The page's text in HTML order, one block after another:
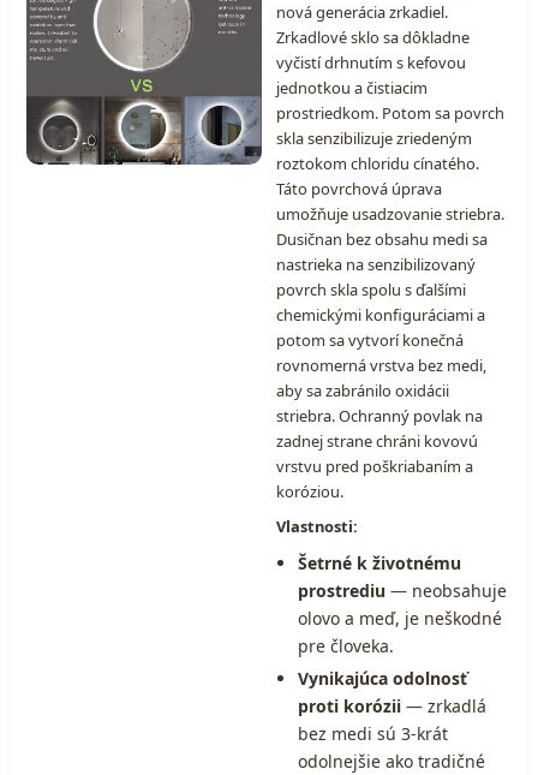
nová generácia zrkadiel.
Zrkadlové sklo sa dôkladne
vyčistí drhnutím s kefovou
jednotkou a čistiacim
prostriedkom. Potom sa povrch
skla senzibilizuje zriedeným
roztokom chloridu cínatého.
Táto povrchová úprava
umožňuje usadzovanie striebra.
Dusičnan bez obsahu medi sa
nastrieka na senzibilizovaný
povrch skla spolu s ďalšími
chemickými konfiguráciami a
potom sa vytvorí konečná
rovnomerná vrstva bez medi,
aby sa zabránilo oxidácii
striebra. Ochranný povlak na
zadnej strane chráni kovovú
vrstvu pred poškriabaním a
koróziou.
Vlastnosti:
Šetrné k životnému
prostrediu — neobsahuje
olovo a meď, je neškodné
pre človeka.
Vynikajúca odolnosť
proti korózii — zrkadlá
bez medi sú 3-krát
odolnejšie ako tradičné